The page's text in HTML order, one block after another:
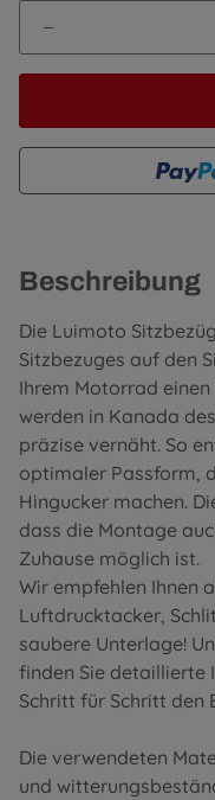
Beschreibung
Die Luimoto
Sitzbezuges auf den
Ihrem Motorrad
werden in Kanada
präzise vernäht. So
optimaler Passform,
Hingucker machen.
dass die Montage
Zuhause möglich ist.
Wir empfehlen Ihnen
Luftdrucktacker,
saubere Unterlage!
finden Sie detaillierte
Schritt für Schritt den
Die verwendeten
und